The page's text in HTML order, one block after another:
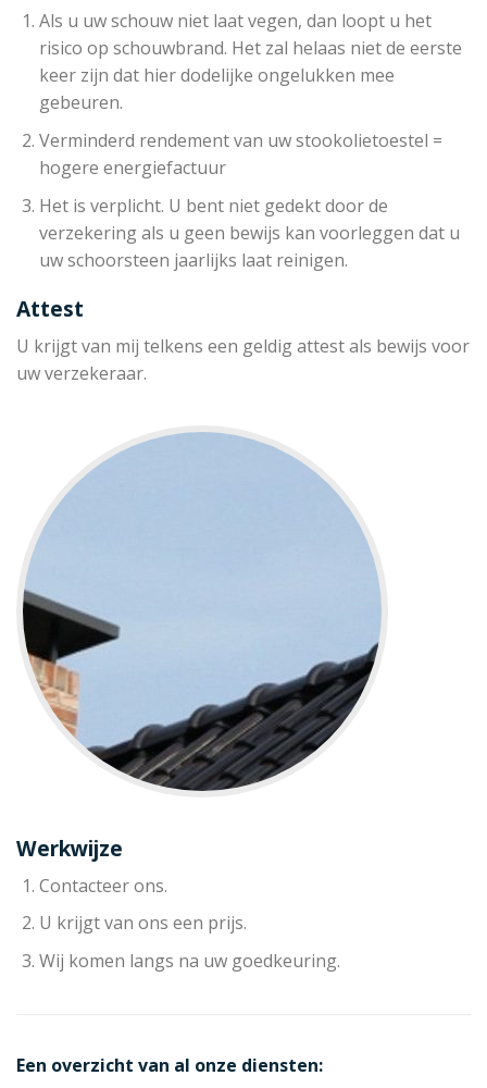
Als u uw schouw niet laat vegen, dan loopt u het
risico op schouwbrand. Het zal helaas niet de eerste
keer zijn dat hier dodelijke ongelukken mee
gebeuren.
Verminderd rendement van uw stookolietoestel =
hogere energiefactuur
Het is verplicht. U bent niet gedekt door de
verzekering als u geen bewijs kan voorleggen dat u
uw schoorsteen jaarlijks laat reinigen.
Attest
U krijgt van mij telkens een geldig attest als bewijs voor
uw verzekeraar.
Werkwijze
Contacteer ons.
U krijgt van ons een prijs.
Wij komen langs na uw goedkeuring.
Een overzicht van al onze diensten: